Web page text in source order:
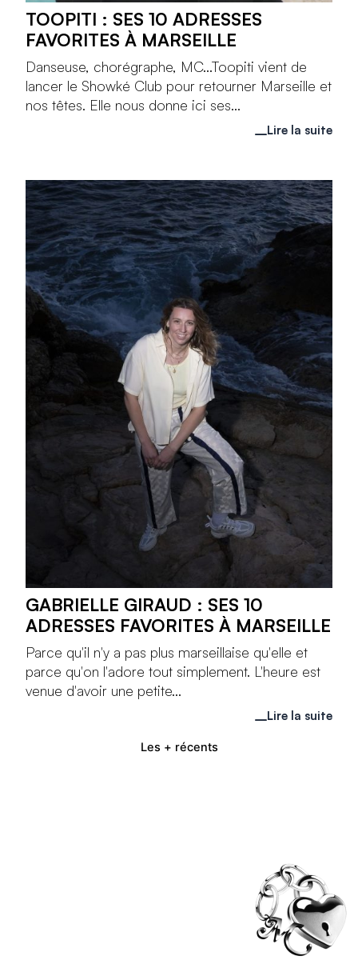
Les + récents
TOOPITI : SES 10 ADRESSES
FAVORITES À MARSEILLE
Danseuse, chorégraphe, MC...Toopiti vient de
lancer le Showké Club pour retourner Marseille et
nos têtes. Elle nous donne ici ses...
Lire la suite
GABRIELLE GIRAUD : SES 10
ADRESSES FAVORITES À MARSEILLE
Parce qu'il n'y a pas plus marseillaise qu'elle et
parce qu'on l'adore tout simplement. L'heure est
venue d'avoir une petite...
Lire la suite